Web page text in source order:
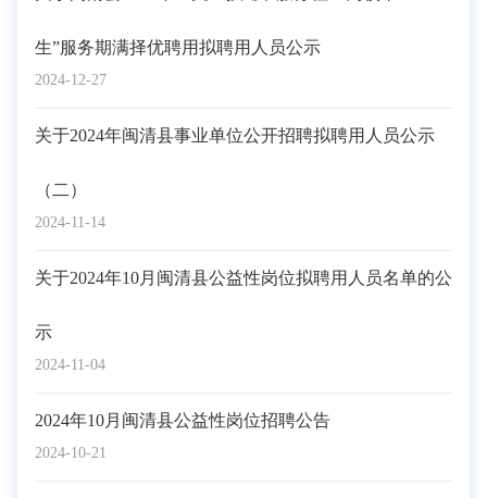
2024-12-27
生”服务期满择优聘用拟聘用人员公示
2024-11-14
关于2024年闽清县事业单位公开招聘拟聘用人员公示
（二）
2024-11-04
关于2024年10月闽清县公益性岗位拟聘用人员名单的公
示
2024-10-21
2024年10月闽清县公益性岗位招聘公告